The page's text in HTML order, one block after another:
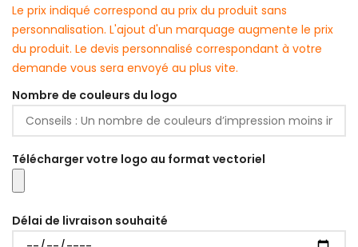
Le prix indiqué correspond au prix du produit sans
personnalisation. L'ajout d'un marquage augmente le prix
du produit. Le devis personnalisé correspondant à votre
demande vous sera envoyé au plus vite.
Nombre de couleurs du logo
Télécharger votre logo au format vectoriel
Délai de livraison souhaité